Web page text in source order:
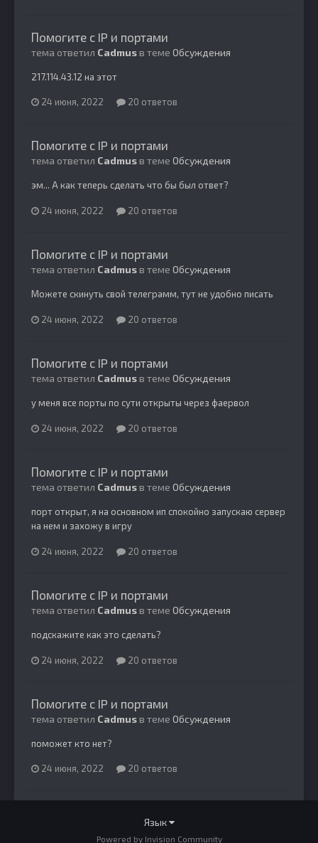
Помогите с IP и портами
тема ответил Cadmusв теме Обсуждения
217.114.43.12 на этот
24 июня, 2022 20 ответов
Помогите с IP и портами
тема ответил Cadmusв теме Обсуждения
эм... А как теперь сделать что бы был ответ?
24 июня, 2022 20 ответов
Помогите с IP и портами
тема ответил Cadmusв теме Обсуждения
Можете скинуть свой телеграмм, тут не удобно писать
24 июня, 2022 20 ответов
Помогите с IP и портами
тема ответил Cadmusв теме Обсуждения
у меня все порты по сути открыты через фаервол
24 июня, 2022 20 ответов
Помогите с IP и портами
тема ответил Cadmusв теме Обсуждения
порт открыт, я на основном ип спокойно запускаю сервер
на нем и захожу в игру
24 июня, 2022 20 ответов
Помогите с IP и портами
тема ответил Cadmusв теме Обсуждения
подскажите как это сделать?
24 июня, 2022 20 ответов
Помогите с IP и портами
тема ответил Cadmusв теме Обсуждения
поможет кто нет?
24 июня, 2022 20 ответов
Язык
Powered by Invision Community